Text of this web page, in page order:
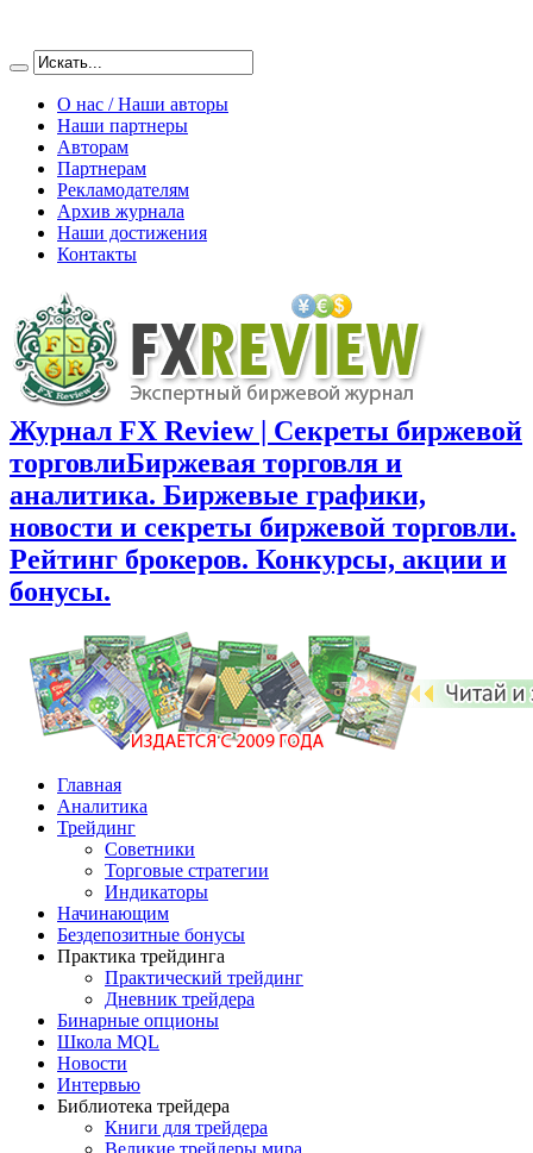
О нас / Наши авторы
Наши партнеры
Авторам
Партнерам
Рекламодателям
Архив журнала
Наши достижения
Контакты
Журнал FX Review | Секреты биржевой
торговлиБиржевая торговля и
аналитика. Биржевые графики,
новости и секреты биржевой торговли.
Рейтинг брокеров. Конкурсы, акции и
бонусы.
Главная
Аналитика
Трейдинг
Советники
Торговые стратегии
Индикаторы
Начинающим
Бездепозитные бонусы
Практика трейдинга
Практический трейдинг
Дневник трейдера
Бинарные опционы
Школа MQL
Новости
Интервью
Библиотека трейдера
Книги для трейдера
Великие трейдеры мира